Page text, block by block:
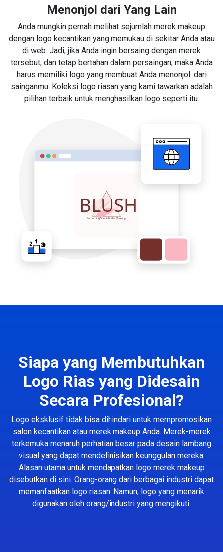
Menonjol dari Yang Lain
Anda mungkin pernah melihat sejumlah merek makeup
dengan logo kecantikanyang memukau di sekitar Anda atau
di web. Jadi, jika Anda ingin bersaing dengan merek
tersebut, dan tetap bertahan dalam persaingan, maka Anda
harus memiliki logo yang membuat Anda menonjol. dari
sainganmu. Koleksi logo riasan yang kami tawarkan adalah
pilihan terbaik untuk menghasilkan logo seperti itu.
Siapa yang Membutuhkan
Logo Rias yang Didesain
Secara Profesional?
Logo eksklusif tidak bisa dihindari untuk mempromosikan
salon kecantikan atau merek makeup Anda. Merek-merek
terkemuka menaruh perhatian besar pada desain lambang
visual yang dapat mendefinisikan keunggulan mereka.
Alasan utama untuk mendapatkan logo merek makeup
disebutkan di sini. Orang-orang dari berbagai industri dapat
memanfaatkan logo riasan. Namun, logo yang menarik
digunakan oleh orang/industri yang mengikuti.